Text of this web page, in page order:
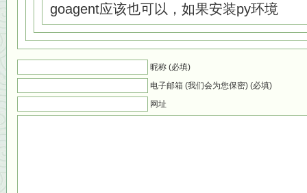
goagent应该也可以，如果安装py环境
昵称 (必填)
电子邮箱 (我们会为您保密) (必填)
网址